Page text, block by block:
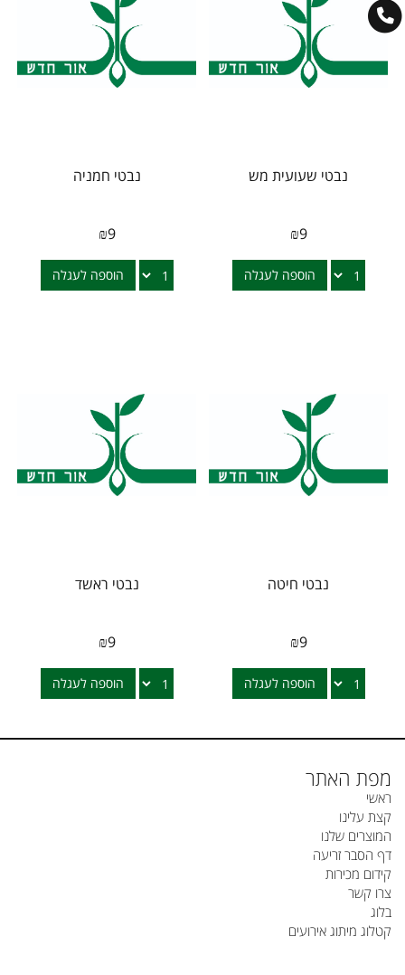
נבטי שעועית מש
₪9
הוספה לעגלה
נבטי חמניה
₪9
הוספה לעגלה
נבטי חיטה
₪9
הוספה לעגלה
נבטי ראשד
₪9
הוספה לעגלה
מפת האתר
ראשי
קצת עלינו
המוצרים שלנו
דף הסבר זריעה
קידום מכירות
צרו קשר
בלוג
קטלוג מיתוג אירועים